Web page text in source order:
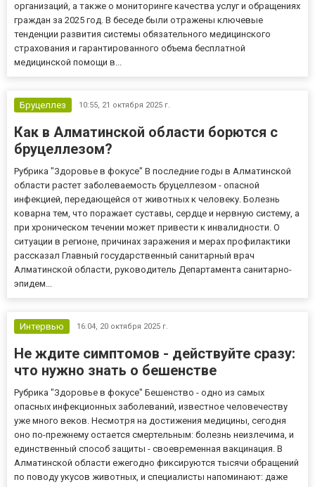
организаций, а также о мониторинге качества услуг и обращениях
граждан за 2025 год. В беседе были отражены ключевые
тенденции развития системы обязательного медицинского
страхования и гарантированного объема бесплатной
медицинской помощи в...
Бруцеллез 10:55, 21 октября 2025 г.
Как в Алматинской области борются с
бруцеллезом?
Рубрика "Здоровье в фокусе" В последние годы в Алматинской
области растет заболеваемость бруцеллезом - опасной
инфекцией, передающейся от животных к человеку. Болезнь
коварна тем, что поражает суставы, сердце и нервную систему, а
при хроническом течении может привести к инвалидности. О
ситуации в регионе, причинах заражения и мерах профилактики
рассказал Главный государственный санитарный врач
Алматинской области, руководитель Департамента санитарно-
эпидем...
Интервью 16:04, 20 октября 2025 г.
Не ждите симптомов - действуйте сразу:
что нужно знать о бешенстве
Рубрика "Здоровье в фокусе" Бешенство - одно из самых
опасных инфекционных заболеваний, известное человечеству
уже много веков. Несмотря на достижения медицины, сегодня
оно по-прежнему остается смертельным: болезнь неизлечима, и
единственный способ защиты - своевременная вакцинация. В
Алматинской области ежегодно фиксируются тысячи обращений
по поводу укусов животных, и специалисты напоминают: даже